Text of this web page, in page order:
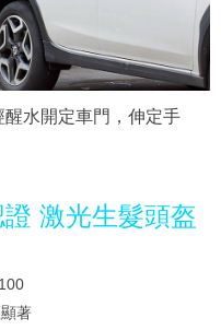
水開定車門，伸定手
激光生髮頭盔
著